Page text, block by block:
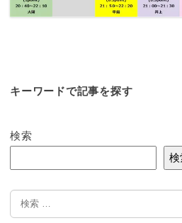
キーワードで記事を探す
検索
検
索